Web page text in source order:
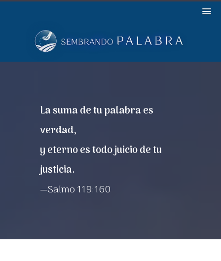
La suma de tu palabra es
verdad,
y eterno es todo juicio de tu
justicia.
—Salmo 119:160